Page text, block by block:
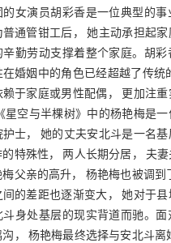
的女演员胡彩香是一位典型的事
普通管钳工后， 她主动承担起家
辛勤劳动支撑着整个家庭。胡彩
在婚姻中的角色已经超越了传统
赖于家庭或男性配偶， 更加注
星空与半棵树》中的杨艳梅是
护士， 她的丈夫安北斗是一名
特殊性， 两人长期分居， 夫妻
梅父亲的高升， 杨艳梅也被调到
间的差距也逐渐变大， 她对于
斗身处基层的现实背道而驰。面
沟， 杨艳梅最终选择与安北斗离